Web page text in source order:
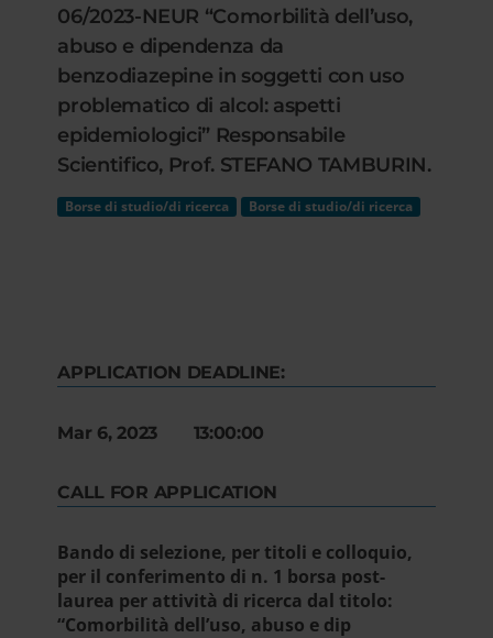
06/2023-NEUR “Comorbilità dell’uso,
abuso e dipendenza da
benzodiazepine in soggetti con uso
problematico di alcol: aspetti
epidemiologici” Responsabile
Scientifico, Prof. STEFANO TAMBURIN.
Borse di studio/di ricerca Borse di studio/di ricerca
APPLICATION DEADLINE:
Mar 6, 2023 13:00:00
CALL FOR APPLICATION
Bando di selezione, per titoli e colloquio,
per il conferimento di n. 1 borsa post-
laurea per attività di ricerca dal titolo:
“Comorbilità dell’uso, abuso e dip